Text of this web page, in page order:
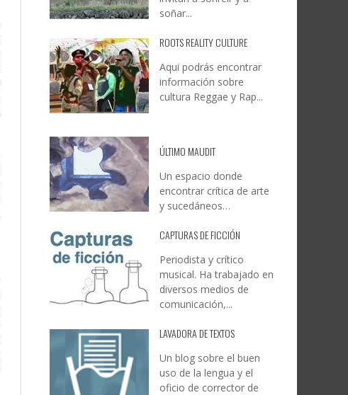
soñar...
ROOTS REALITY CULTURE
Aqui podrás encontrar
información sobre
cultura Reggae y Rap...
ÚLTIMO MAUDIT
Un espacio donde
encontrar crítica de arte
y sucedáneos…
CAPTURAS DE FICCIÓN
Periodista y crítico
musical. Ha trabajado en
diversos medios de
comunicación,...
LAVADORA DE TEXTOS
Un blog sobre el buen
uso de la lengua y el
oficio de corrector de